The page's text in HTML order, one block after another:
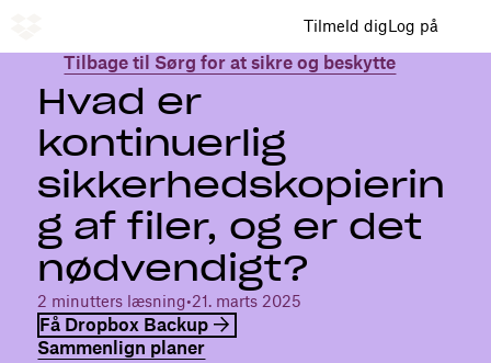
Tilmeld digLog på
Tilbage til Sørg for at sikre og beskytte
Hvad er
kontinuerlig
sikkerhedskopierin
g af filer, og er det
nødvendigt?
2 minutters læsning•21. marts 2025
Få Dropbox Backup
Sammenlign planer